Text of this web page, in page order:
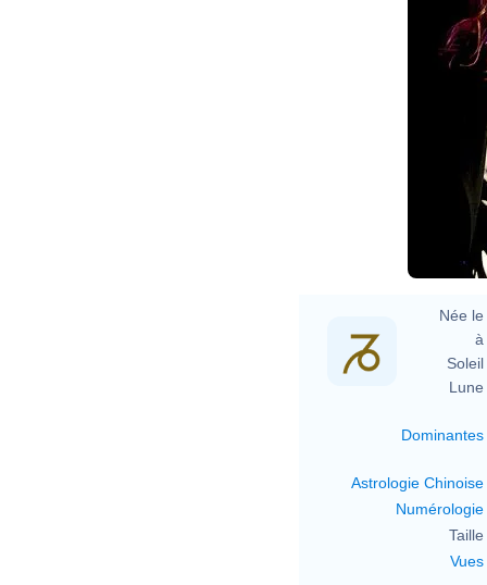
Née le
à
Soleil
Lune
Dominantes
Astrologie Chinoise
Numérologie
Taille
Vues